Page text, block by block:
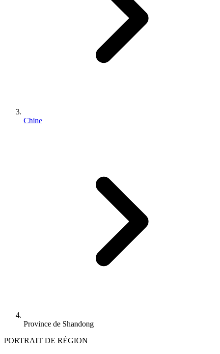
Chine
Province de Shandong
PORTRAIT DE RÉGION